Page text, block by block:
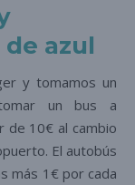
azul
y tomamos un
un bus a
de 10€ al cambio
El autobús
más 1€ por cada